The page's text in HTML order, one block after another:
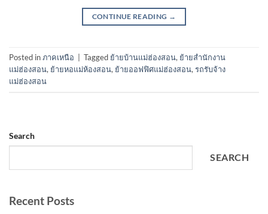
CONTINUE READING →
Posted inภาคเหนือ Tagged ย้ายบ้านแม่ฮ่องสอน, ย้ายสำนักงาน
แม่ฮ่องสอน, ย้ายหอแม่ห้องสอน, ย้ายออฟฟิศแม่ฮ่องสอน, รถรับจ้าง
แม่ฮ่องสอน
Search
SEARCH
Recent Posts